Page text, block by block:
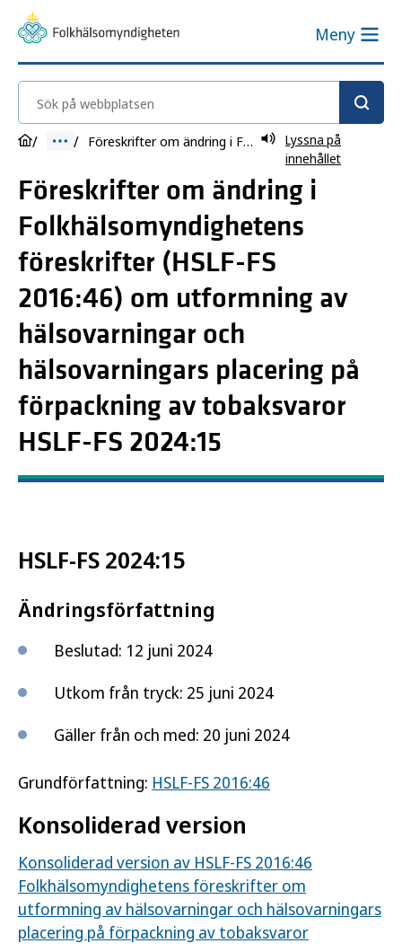
Meny
Sök på webbplatsen
Föreskrifter om ändring i Folkhälsomyndighetens föreskrifter (HSLF-FS 2016:46) om utformning av hälsovarningar och hälsovarningars placering på förpackning av tobaksvaror HSLF-FS 2024:15
Lyssna på
innehållet
Föreskrifter om ändring i
Folkhälsomyndighetens
föreskrifter (HSLF-FS
2016:46) om utformning av
hälsovarningar och
hälsovarningars placering på
förpackning av tobaksvaror
HSLF-FS 2024:15
HSLF-FS 2024:15
Ändringsförfattning
Beslutad: 12 juni 2024
Utkom från tryck: 25 juni 2024
Gäller från och med: 20 juni 2024
Grundförfattning: HSLF-FS 2016:46
Konsoliderad version
Konsoliderad version av HSLF-FS 2016:46
Folkhälsomyndighetens föreskrifter om
utformning av hälsovarningar och hälsovarningars
placering på förpackning av tobaksvaror